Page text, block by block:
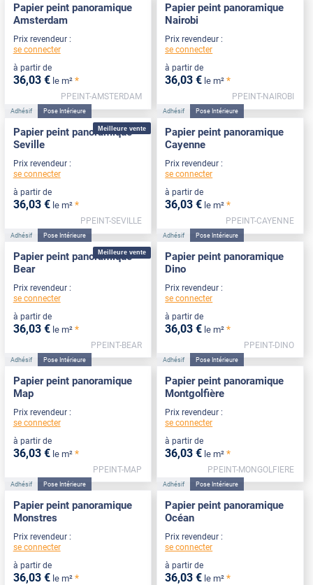
Papier peint panoramique
Amsterdam
Prix revendeur :
se connecter
à partir de
36,03 € le m² *
PPEINT-AMSTERDAM
Papier peint panoramique
Nairobi
Prix revendeur :
se connecter
à partir de
36,03 € le m² *
PPEINT-NAIROBI
Meilleure vente
Adhésif Pose Intérieure
Papier peint panoramique
Seville
Prix revendeur :
se connecter
à partir de
36,03 € le m² *
PPEINT-SEVILLE
Adhésif Pose Intérieure
Papier peint panoramique
Cayenne
Prix revendeur :
se connecter
à partir de
36,03 € le m² *
PPEINT-CAYENNE
Meilleure vente
Adhésif Pose Intérieure
Papier peint panoramique
Bear
Prix revendeur :
se connecter
à partir de
36,03 € le m² *
PPEINT-BEAR
Adhésif Pose Intérieure
Papier peint panoramique
Dino
Prix revendeur :
se connecter
à partir de
36,03 € le m² *
PPEINT-DINO
Adhésif Pose Intérieure
Papier peint panoramique
Map
Prix revendeur :
se connecter
à partir de
36,03 € le m² *
PPEINT-MAP
Adhésif Pose Intérieure
Papier peint panoramique
Montgolfière
Prix revendeur :
se connecter
à partir de
36,03 € le m² *
PPEINT-MONGOLFIERE
Adhésif Pose Intérieure
Papier peint panoramique
Monstres
Prix revendeur :
se connecter
à partir de
36,03 € le m² *
Adhésif Pose Intérieure
Papier peint panoramique
Océan
Prix revendeur :
se connecter
à partir de
36,03 € le m² *